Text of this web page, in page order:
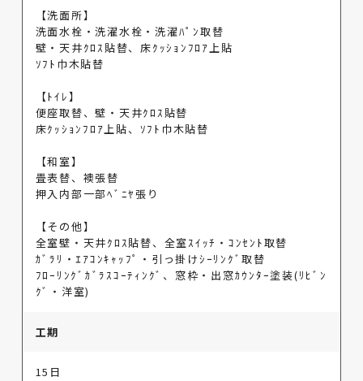
【洗面所】
洗面水栓・洗濯水栓・洗濯ﾊﾟﾝ取替
壁・天井ｸﾛｽ貼替、床ｸｯｼｮﾝﾌﾛｱ上貼
ｿﾌﾄ巾木貼替
【ﾄｲﾚ】
便座取替、壁・天井ｸﾛｽ貼替
床ｸｯｼｮﾝﾌﾛｱ上貼、ｿﾌﾄ巾木貼替
【和室】
畳表替、襖張替
押入内部一部ﾍﾞﾆﾔ張り
【その他】
全室壁・天井ｸﾛｽ貼替、全室ｽｲｯﾁ・ｺﾝｾﾝﾄ取替
ｶﾞﾗﾘ・ｴｱｺﾝｷｬｯﾌﾟ・引っ掛けｼｰﾘﾝｸﾞ取替
ﾌﾛｰﾘﾝｸﾞｶﾞﾗｽｺｰﾃｨﾝｸﾞ、窓枠・出窓ｶｳﾝﾀｰ塗装(ﾘﾋﾞﾝ
ｸﾞ・洋室)
工期
15日